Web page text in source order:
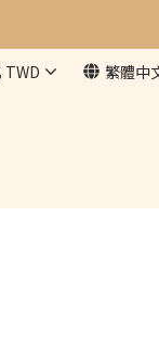
TWD 繁體中